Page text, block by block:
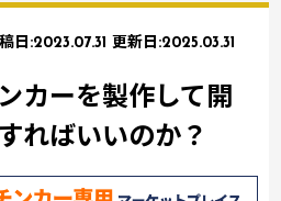
日:2023.07.31 更新日:2025.03.31
カーを製作して開
ればいいのか？